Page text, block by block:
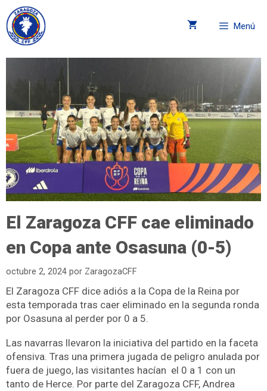
Menú
El Zaragoza CFF cae eliminado
en Copa ante Osasuna (0-5)
octubre 2, 2024 por ZaragozaCFF
El Zaragoza CFF dice adiós a la Copa de la Reina por
esta temporada tras caer eliminado en la segunda ronda
por Osasuna al perder por 0 a 5.
Las navarras llevaron la iniciativa del partido en la faceta
ofensiva. Tras una primera jugada de peligro anulada por
fuera de juego, las visitantes hacían el 0 a 1 con un
tanto de Herce. Por parte del Zaragoza CFF, Andrea